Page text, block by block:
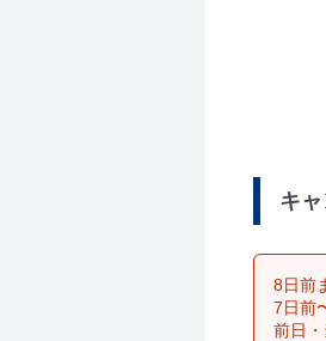
キ
8日前
7日前
前日